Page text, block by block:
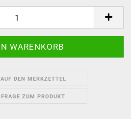
AUF DEN MERKZETTEL
FRAGE ZUM PRODUKT